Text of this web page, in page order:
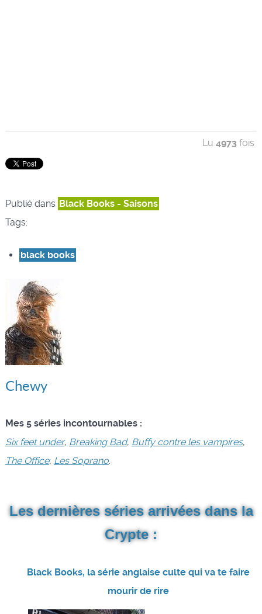
Lu4973 fois
Publié dans Black Books - Saisons
Tags:
black books
Chewy
Mes 5 séries incontournables :
Six feet under, Breaking Bad, Buffy contre les vampires,
The Office, Les Soprano.
Les dernières séries arrivées dans la
Crypte :
Black Books, la série anglaise culte qui va te faire
mourir de rire